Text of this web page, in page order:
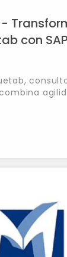
con SAP
Business
y